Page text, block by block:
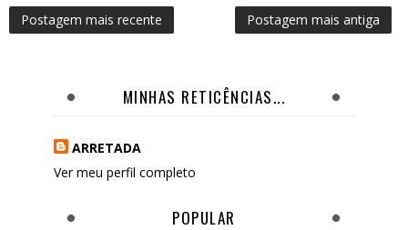
Postagem mais recente Postagem mais antiga
MINHAS RETICÊNCIAS...
ARRETADA
Ver meu perfil completo
POPULAR